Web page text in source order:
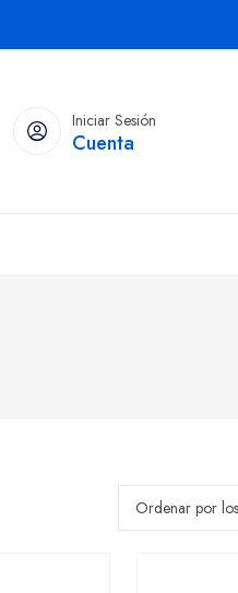
Iniciar Sesión
Cuenta